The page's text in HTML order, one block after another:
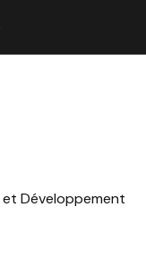
et Développement